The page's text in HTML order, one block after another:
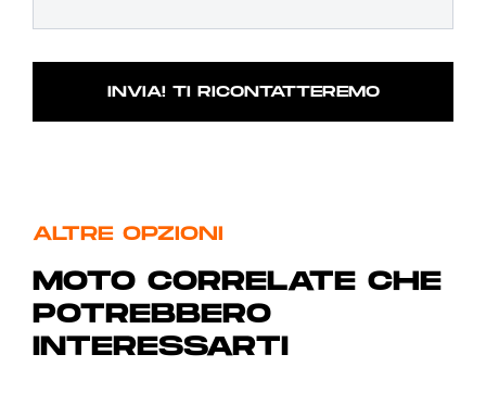
ALTRE OPZIONI
MOTO CORRELATE CHE
POTREBBERO
INTERESSARTI